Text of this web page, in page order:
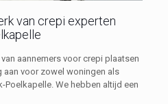
van crepi experten
aannemers voor crepi plaatsen
aan voor zowel woningen als
Poelkapelle. We hebben altijd een